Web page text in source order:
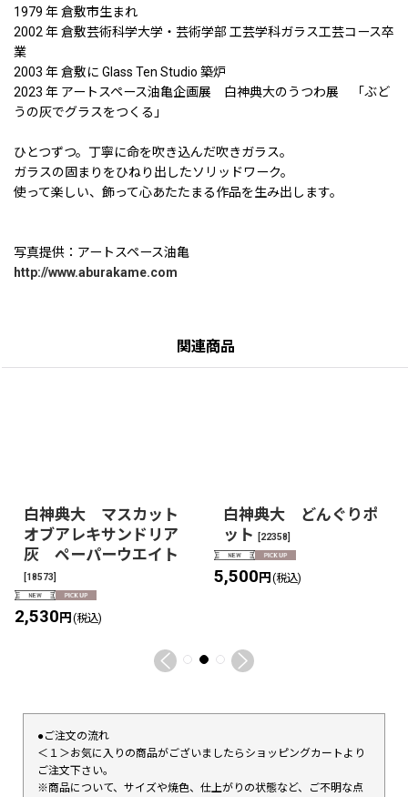
1979 年 倉敷市生まれ
2002 年 倉敷芸術科学大学・芸術学部 工芸学科ガラス工芸コース卒
業
2003 年 倉敷に Glass Ten Studio 築炉
2023 年 アートスペース油亀企画展 白神典大のうつわ展 「ぶど
うの灰でグラスをつくる」
ひとつずつ。丁寧に命を吹き込んだ吹きガラス。
ガラスの固まりをひねり出したソリッドワーク。
使って楽しい、飾って心あたたまる作品を生み出します。
写真提供：アートスペース油亀
http://www.aburakame.com
関連商品
白神典大 マスカット
オブアレキサンドリア
灰 ペーパーウエイト
[18573]
2,530円 (税込)
白神典大 どんぐりポ
ット
[22358]
5,500円 (税込)
●ご注文の流れ
＜１＞お気に入りの商品がございましたらショッピングカートより
ご注文下さい。
※商品について、サイズや焼色、仕上がりの状態など、ご不明な点